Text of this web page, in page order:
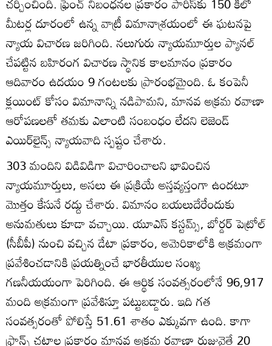
మీటర్ల దూరంలో ఉన్న వాట్రీ విమానాశ్రయంలో ఈ ఘటనపై
న్యాయ విచారణ జరిగింది. నలుగురు న్యాయమూర్తుల ప్యానల్
చేపట్టిన బహిరంగ విచారణ స్థానిక కాలమానం ప్రకారం
ఆదివారం ఉదయం 9 గంటలకు ప్రారంభమైంది. ఓ కంపెనీ
క్లయింట్ కోసం విమానాన్ని నడిపామని, మానవ అక్రమ రవాణా
ఆరోపణలతో తమకు ఎలాంటి సంబంధం లేదని లెజెండ్
ఎయిర్‌లైన్స్ న్యాయవాది స్పష్టం చేశారు.
303 మందిని విడివిడిగా విచారించాలని భావించిన
న్యాయమూర్తులు, అసలు ఈ ప్రక్రియే అస్తవ్యస్తంగా ఉందటూ
మొత్తం కేసునే రద్దు చేశారు. విమానం బయలుదేరేందుకు
అనుమతులు కూడా వచ్చాయి. యూఎస్ కస్టమ్స్, బోర్డర్ పెట్రోల్
(సీబీపీ) నుంచి వచ్చిన డేటా ప్రకారం, అమెరికాలోకి అక్రమంగా
ప్రవేశించడానికి ప్రయత్నించే భారతీయుల సంఖ్య
గణనీయయంగా పెరిగింది. ఈ ఆర్థిక సంవత్సరంలోనే 96,917
మంది అక్రమంగా ప్రవేశిస్తూ పట్టుబడ్డారు. ఇది గత
సంవత్సరంతో పోలిస్తే 51.61 శాతం ఎక్కువగా ఉంది. కాగా
ఫ్రాన్స్ చట్టాల ప్రకారం మానవ అక్రమ రవాణా రుజువైతే 20